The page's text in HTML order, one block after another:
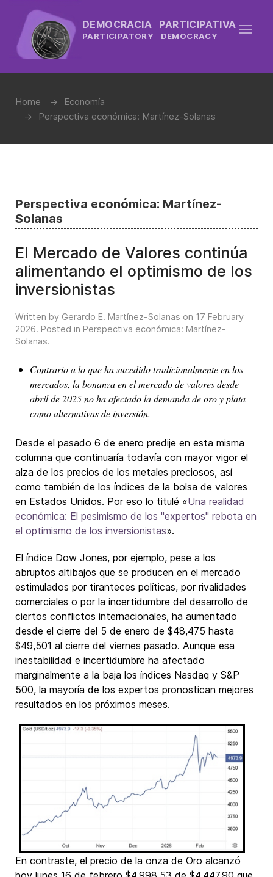
DEMOCRACIA PARTICIPATIVA
PARTICIPATORY DEMOCRACY
Home
Economía
Perspectiva económica: Martínez-Solanas
Perspectiva económica: Martínez-
Solanas
El Mercado de Valores continúa
alimentando el optimismo de los
inversionistas
Written by Gerardo E. Martínez-Solanas on 17 February
2026. Posted in Perspectiva económica: Martínez-
Solanas.
Contrario a lo que ha sucedido tradicionalmente en los
mercados, la bonanza en el mercado de valores desde
abril de 2025 no ha afectado la demanda de oro y plata
como alternativas de inversión.
Desde el pasado 6 de enero predije en esta misma
columna que continuaría todavía con mayor vigor el
alza de los precios de los metales preciosos, así
como también de los índices de la bolsa de valores
en Estados Unidos. Por eso lo titulé «Una realidad
económica: El pesimismo de los "expertos" rebota en
el optimismo de los inversionistas».
El índice Dow Jones, por ejemplo, pese a los
abruptos altibajos que se producen en el mercado
estimulados por tiranteces políticas, por rivalidades
comerciales o por la incertidumbre del desarrollo de
ciertos conflictos internacionales, ha aumentado
desde el cierre del 5 de enero de $48,475 hasta
$49,501 al cierre del viernes pasado. Aunque esa
inestabilidad e incertidumbre ha afectado
marginalmente a la baja los índices Nasdaq y S&P
500, la mayoría de los expertos pronostican mejores
resultados en los próximos meses.
En contraste, el precio de la onza de Oro alcanzó